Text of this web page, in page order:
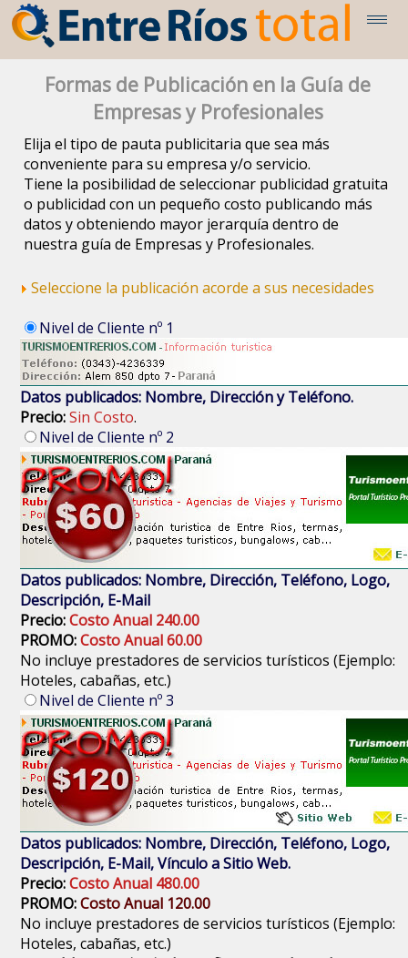
Formas de Publicación en la Guía de
Empresas y Profesionales
Elija el tipo de pauta publicitaria que sea más
conveniente para su empresa y/o servicio.
Tiene la posibilidad de seleccionar publicidad gratuita
o publicidad con un pequeño costo publicando más
datos y obteniendo mayor jerarquía dentro de
nuestra guía de Empresas y Profesionales.
Seleccione la publicación acorde a sus necesidades
Nivel de Cliente nº 1
Datos publicados: Nombre, Dirección y Teléfono.
Precio:Sin Costo.
Nivel de Cliente nº 2
Datos publicados: Nombre, Dirección, Teléfono, Logo,
Descripción, E-Mail
Precio:Costo Anual 240.00
PROMO:Costo Anual 60.00
No incluye prestadores de servicios turísticos (Ejemplo:
Hoteles, cabañas, etc.)
Nivel de Cliente nº 3
Datos publicados: Nombre, Dirección, Teléfono, Logo,
Descripción, E-Mail, Vínculo a Sitio Web.
Precio:Costo Anual 480.00
PROMO:Costo Anual 120.00
No incluye prestadores de servicios turísticos (Ejemplo:
Hoteles, cabañas, etc.)